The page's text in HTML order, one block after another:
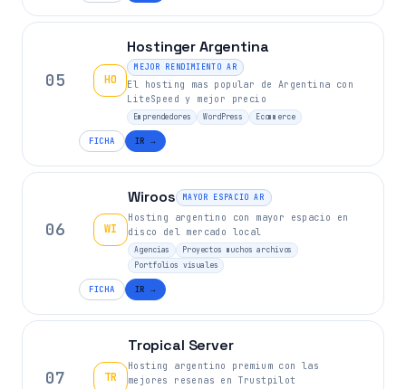
05 HO
Hostinger Argentina
MEJOR RENDIMIENTO AR
El hosting mas popular de Argentina con
LiteSpeed y mejor precio
Emprendedores WordPress Ecommerce
FICHA IR →
06 WI
Wiroos MAYOR ESPACIO AR
Hosting argentino con mayor espacio en
disco del mercado local
Agencias
Proyectos muchos archivos
Portfolios visuales
FICHA IR →
07 TR
Tropical Server
Hosting argentino premium con las
mejores resenas en Trustpilot